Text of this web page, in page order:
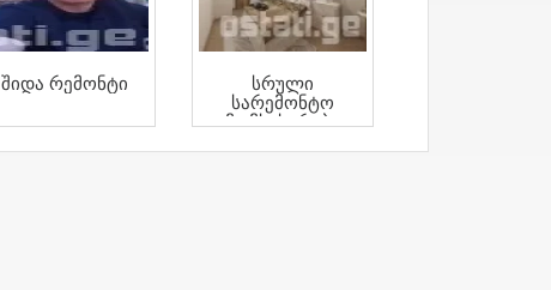
Შიდა Რემონტი
Სრული
Სარემონტო
Მომსახურება